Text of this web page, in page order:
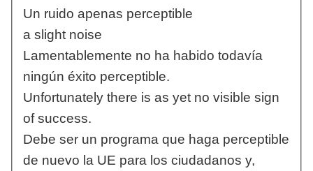
Un ruido apenas perceptible
a slight noise
Lamentablemente no ha habido todavía
ningún éxito perceptible.
Unfortunately there is as yet no visible sign
of success.
Debe ser un programa que haga perceptible
de nuevo la UE para los ciudadanos y,